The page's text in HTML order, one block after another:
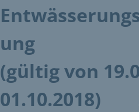
ung
(gültig von
01.10.2018)